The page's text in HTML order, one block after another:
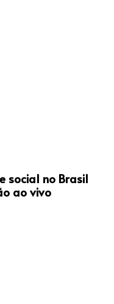
social no Brasil
ao vivo